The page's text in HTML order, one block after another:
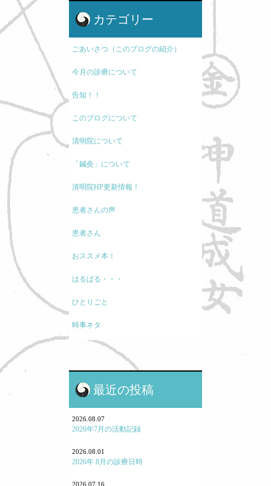
カテゴリー
ごあいさつ（このブログの紹介）
今月の診療について
告知！！
このブログについて
清明院について
「鍼灸」について
清明院HP更新情報！
患者さんの声
患者さん
おススメ本！
はるばる・・・
ひとりごと
時事ネタ
モノの考え方
現代医療に関して
鍼灸と保険・業界のお話
鍼灸学校、鍼灸学生に関して
よくある病気・症状
最近の投稿
2026.08.07
2026年7月の活動記録
2026.08.01
2026年 8月の診療日時
2026.07.16